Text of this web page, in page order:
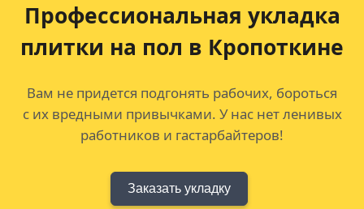
Профессиональная укладка
плитки на пол в Кропоткине
Вам не придется подгонять рабочих, бороться
с их вредными привычками. У нас нет ленивых
работников и гастарбайтеров!
Заказать укладку